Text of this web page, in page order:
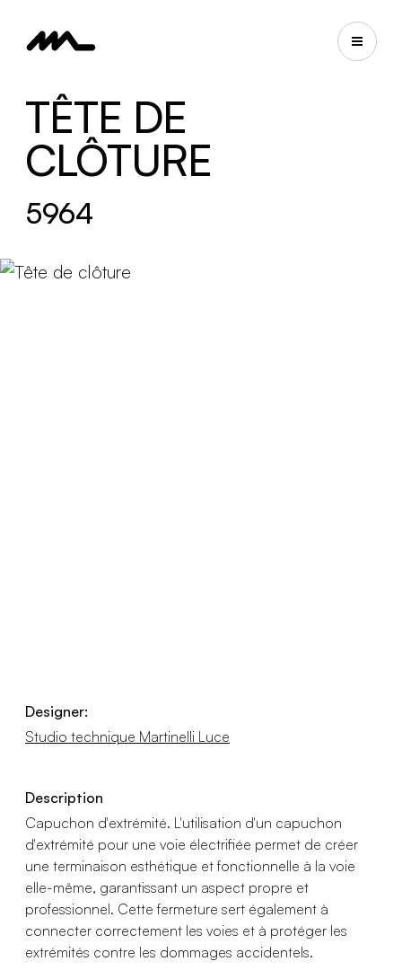
TÊTE DE
CLÔTURE
5964
Designer:
Studio technique Martinelli Luce
Description
Capuchon d'extrémité. L'utilisation d'un capuchon
d'extrémité pour une voie électrifiée permet de créer
une terminaison esthétique et fonctionnelle à la voie
elle-même, garantissant un aspect propre et
professionnel. Cette fermeture sert également à
connecter correctement les voies et à protéger les
extrémités contre les dommages accidentels.